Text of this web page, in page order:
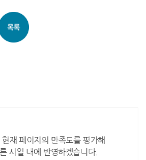
재 페이지의 만족도를 평가해
시일 내에 반영하겠습니다.